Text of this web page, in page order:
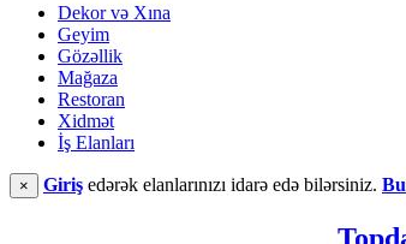
Dekor və Xına
Geyim
Gözəllik
Mağaza
Restoran
Xidmət
İş Elanları
× Giriş edərək elanlarınızı idarə edə bilərsiniz.